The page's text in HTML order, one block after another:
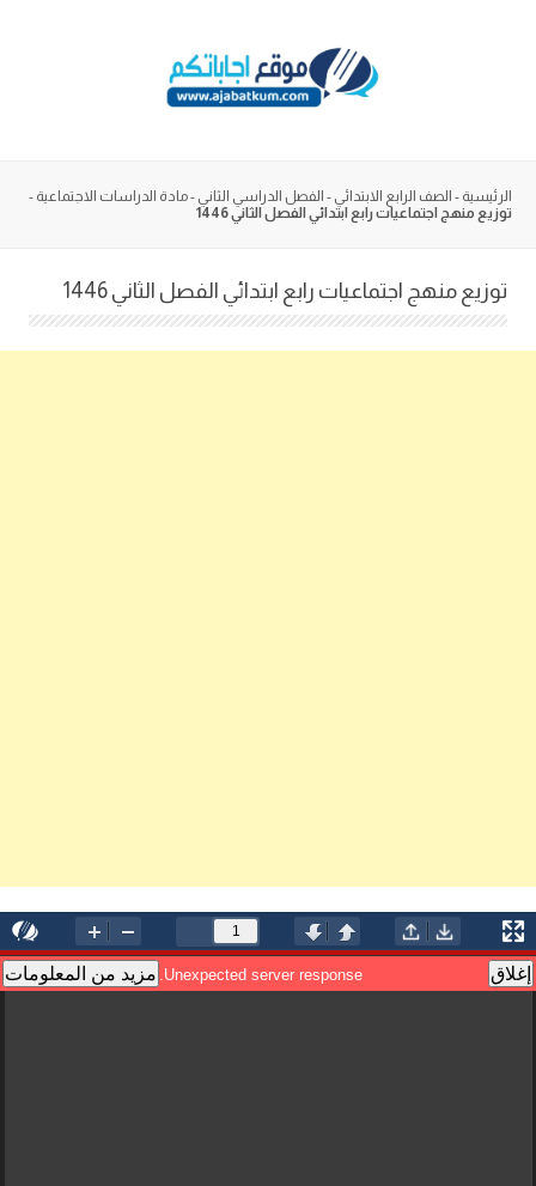
الرئيسية - الصف الرابع الابتدائي - الفصل الدراسي الثاني -مادة الدراسات الاجتماعية -
توزيع منهج اجتماعيات رابع ابتدائي الفصل الثاني 1446
توزيع منهج اجتماعيات رابع ابتدائي الفصل الثاني 1446